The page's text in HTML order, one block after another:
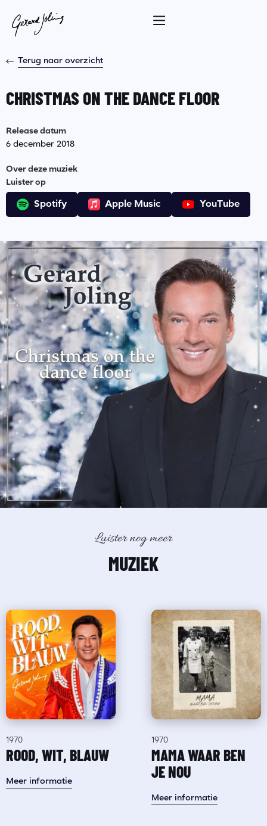
Terug naar overzicht
CHRISTMAS ON THE DANCE FLOOR
Release datum
6 december 2018
Over deze muziek
Luister op
Spotify Apple Music YouTube
Luister nog meer
MUZIEK
1970
ROOD, WIT, BLAUW
Meer informatie
1970
MAMA WAAR BEN
JE NOU
Meer informatie